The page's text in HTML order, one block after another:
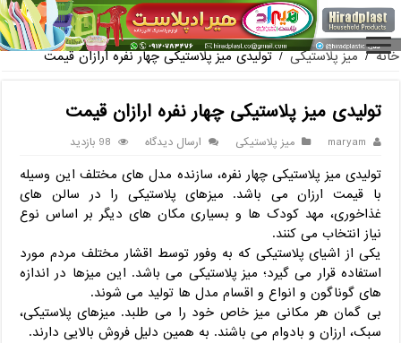
فروش گلدان پلاستیکی گلخانه ب
خانه / میز پلاستیکی / تولیدی میز پلاستیکی چهار نفره ارازان قیمت
تولیدی میز پلاستیکی چهار نفره ارازان قیمت
maryam میز پلاستیکی ارسال دیدگاه 98 بازدید
تولیدی میز پلاستیکی چهار نفره، سازنده مدل های مختلف این وسیله
با قیمت ارزان می باشد. میزهای پلاستیکی را در سالن های
غذاخوری، مهد کودک ها و بسیاری مکان های دیگر بر اساس نوع
نیاز انتخاب می کنند.
یکی از اشیای پلاستیکی که به وفور توسط اقشار مختلف مردم مورد
استفاده قرار می گیرد؛ میز پلاستیکی می باشد. این میزها در اندازه
های گوناگون و انواع و اقسام مدل ها تولید می شوند.
بی گمان هر مکانی میز خاص خود را می طلبد. میزهای پلاستیکی،
سبک، ارزان و بادوام می باشند. به همین دلیل فروش بالایی دارند.